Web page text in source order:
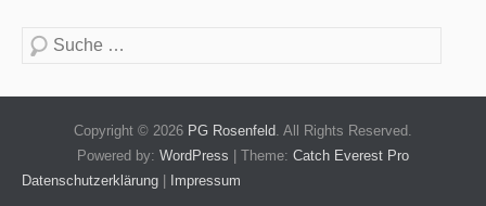
Suche
Copyright © 2026 PG Rosenfeld. All Rights Reserved.
Powered by: WordPress | Theme: Catch Everest Pro
Datenschutzerklärung
Impressum